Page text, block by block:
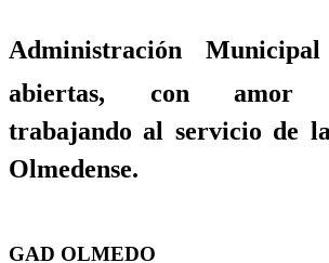
Administración
abiertas, con amor
trabajando al servicio de
Olmedense.
GAD OLMEDO